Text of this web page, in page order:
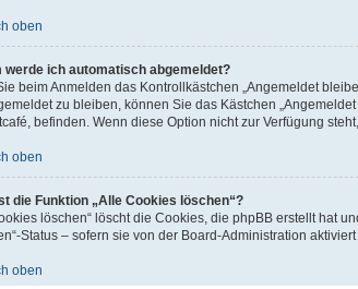
oben
werde ich automatisch abgemeldet?
beim Anmelden das Kontrollkästchen „Angemeldet
zu bleiben, können Sie das Kästchen
befinden. Wenn diese Option nicht zur Verfügung
oben
die Funktion „Alle Cookies löschen“?
löschen“ löscht die Cookies, die phpBB erstellt hat
Status – sofern sie von der Board-Administration
oben